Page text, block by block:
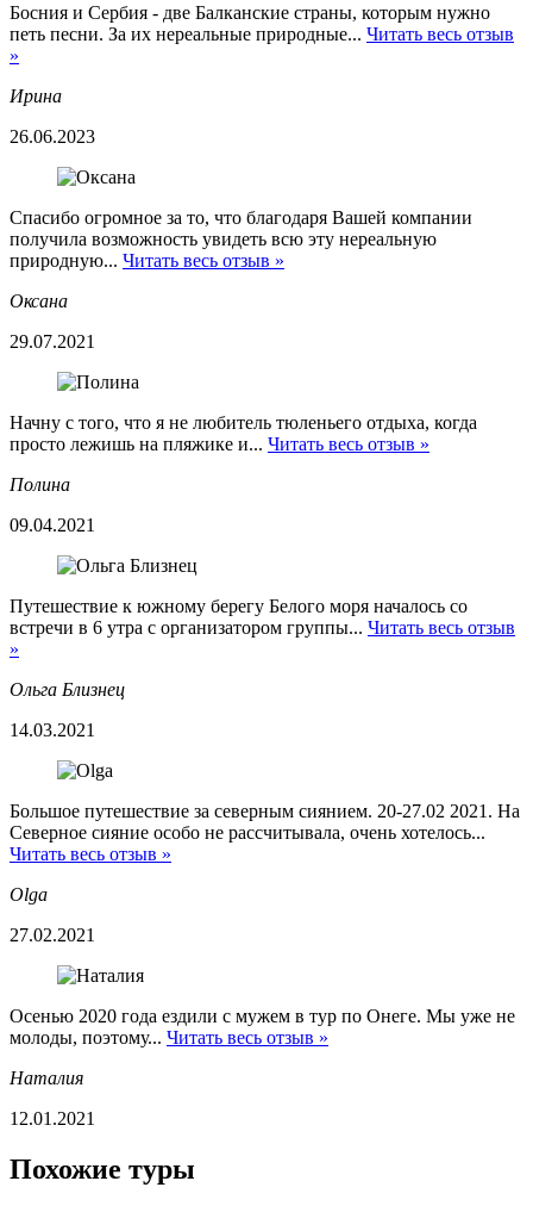
Босния и Сербия - две Балканские страны, которым нужно
петь песни. За их нереальные природные... Читать весь отзыв
»
Ирина
26.06.2023
Спасибо огромное за то, что благодаря Вашей компании
получила возможность увидеть всю эту нереальную
природную... Читать весь отзыв »
Оксана
29.07.2021
Начну с того, что я не любитель тюленьего отдыха, когда
просто лежишь на пляжике и... Читать весь отзыв »
Полина
09.04.2021
Путешествие к южному берегу Белого моря началось со
встречи в 6 утра с организатором группы... Читать весь отзыв
»
Ольга Близнец
14.03.2021
Большое путешествие за северным сиянием. 20-27.02 2021. На
Северное сияние особо не рассчитывала, очень хотелось...
Читать весь отзыв »
Olga
27.02.2021
Осенью 2020 года ездили с мужем в тур по Онеге. Мы уже не
молоды, поэтому... Читать весь отзыв »
Наталия
12.01.2021
Похожие туры